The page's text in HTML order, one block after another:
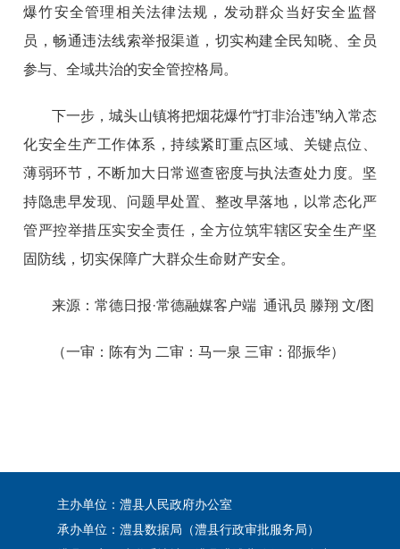
爆竹安全管理相关法律法规，发动群众当好安全监督
员，畅通违法线索举报渠道，切实构建全民知晓、全员
参与、全域共治的安全管控格局。
下一步，城头山镇将把烟花爆竹“打非治违”纳入常态
化安全生产工作体系，持续紧盯重点区域、关键点位、
薄弱环节，不断加大日常巡查密度与执法查处力度。坚
持隐患早发现、问题早处置、整改早落地，以常态化严
管严控举措压实安全责任，全方位筑牢辖区安全生产坚
固防线，切实保障广大群众生命财产安全。
来源：常德日报·常德融媒客户端通讯员 滕翔 文/图
（一审：陈有为 二审：马一泉 三审：邵振华）
主办单位：澧县人民政府办公室
承办单位：澧县数据局（澧县行政审批服务局）